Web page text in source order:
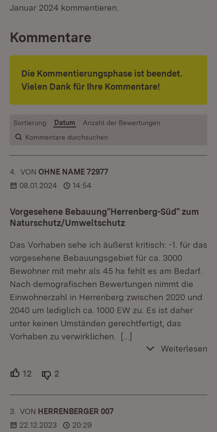
Januar 2024 kommentieren.
Kommentare
Die Kommentierungsphase ist beendet.
Vielen Dank für Ihre Kommentare!
Kommentare durchsuchen
Sortierung: Datum Anzahl der Bewertungen
4. KOMMENTAR
VON :OHNE NAME 72977
08.01.2024
14:54
Vorgesehene Bebauung"Herrenberg-Süd" zum
Naturschutz/Umweltschutz
Das Vorhaben sehe ich äußerst kritisch: -1. für das
vorgesehene Bebauungsgebiet für ca. 3000
Bewohner mit mehr als 45 ha fehlt es am Bedarf.
Nach demografischen Bewertungen nimmt die
Einwohnerzahl in Herrenberg zwischen 2020 und
2040 um lediglich ca. 1000 EW zu. Es ist daher
unter keinen Umständen gerechtfertigt, das
Vorhaben zu verwirklichen.
[…]
Weiterlesen
12 Unterstützer.
2
3. KOMMENTAR
VON :HERRENBERGER 007
22.12.2023
20:29